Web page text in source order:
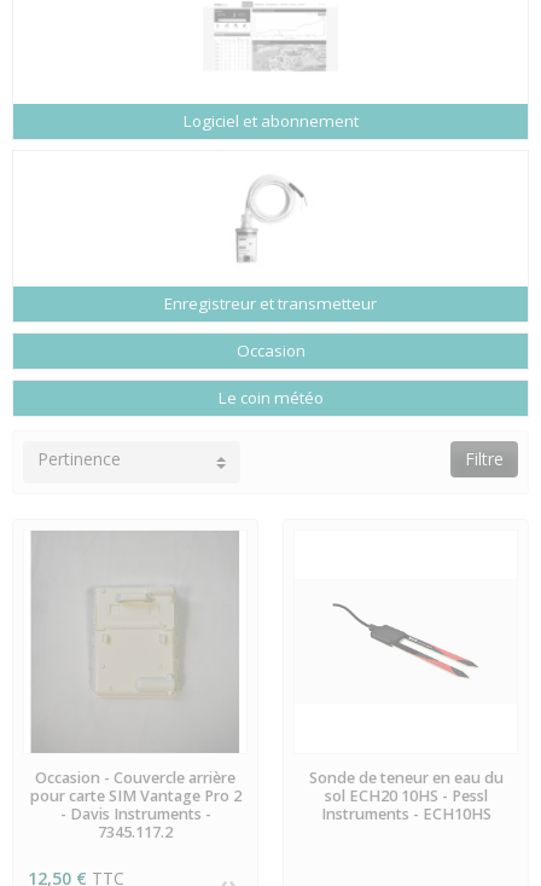
Logiciel et abonnement
Enregistreur et transmetteur
Occasion
Le coin météo
Filtre
Pertinence
DERNIERS ARTICLES EN
STOCK
Occasion - Couvercle arrière
pour carte SIM Vantage Pro 2
- Davis Instruments -
7345.117.2
12,50 € TTC
DERNIERS ARTICLES EN
STOCK
Sonde de teneur en eau du
sol ECH20 10HS - Pessl
Instruments - ECH10HS